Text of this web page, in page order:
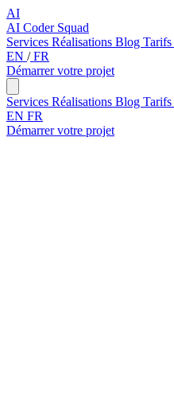
AI
AI Coder Squad
Services Réalisations Blog Tarifs
EN /FR
Démarrer votre projet
Services Réalisations Blog Tarifs
EN FR
Démarrer votre projet